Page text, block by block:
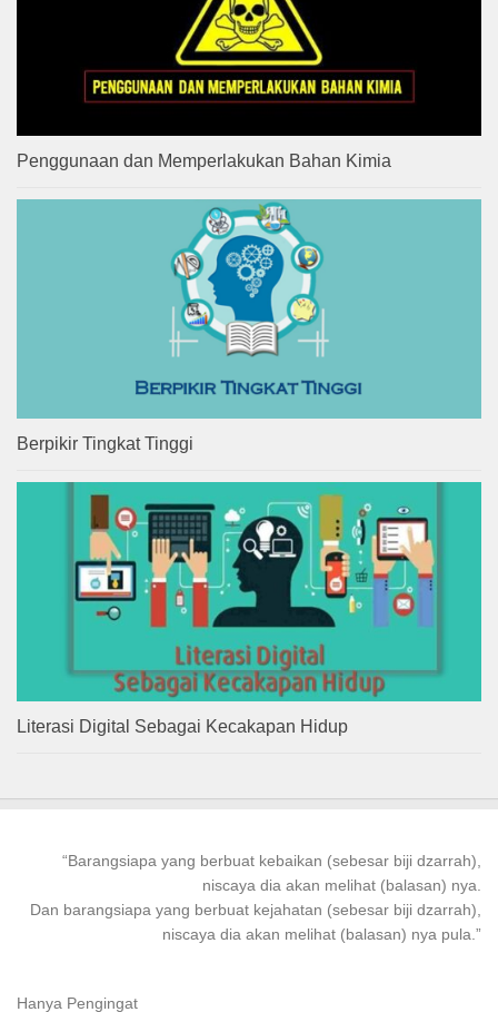
Penggunaan dan Memperlakukan Bahan Kimia
Berpikir Tingkat Tinggi
Literasi Digital Sebagai Kecakapan Hidup
“Barangsiapa yang berbuat kebaikan (sebesar biji dzarrah),
niscaya dia akan melihat (balasan) nya.
Dan barangsiapa yang berbuat kejahatan (sebesar biji dzarrah),
niscaya dia akan melihat (balasan) nya pula.”
Hanya Pengingat